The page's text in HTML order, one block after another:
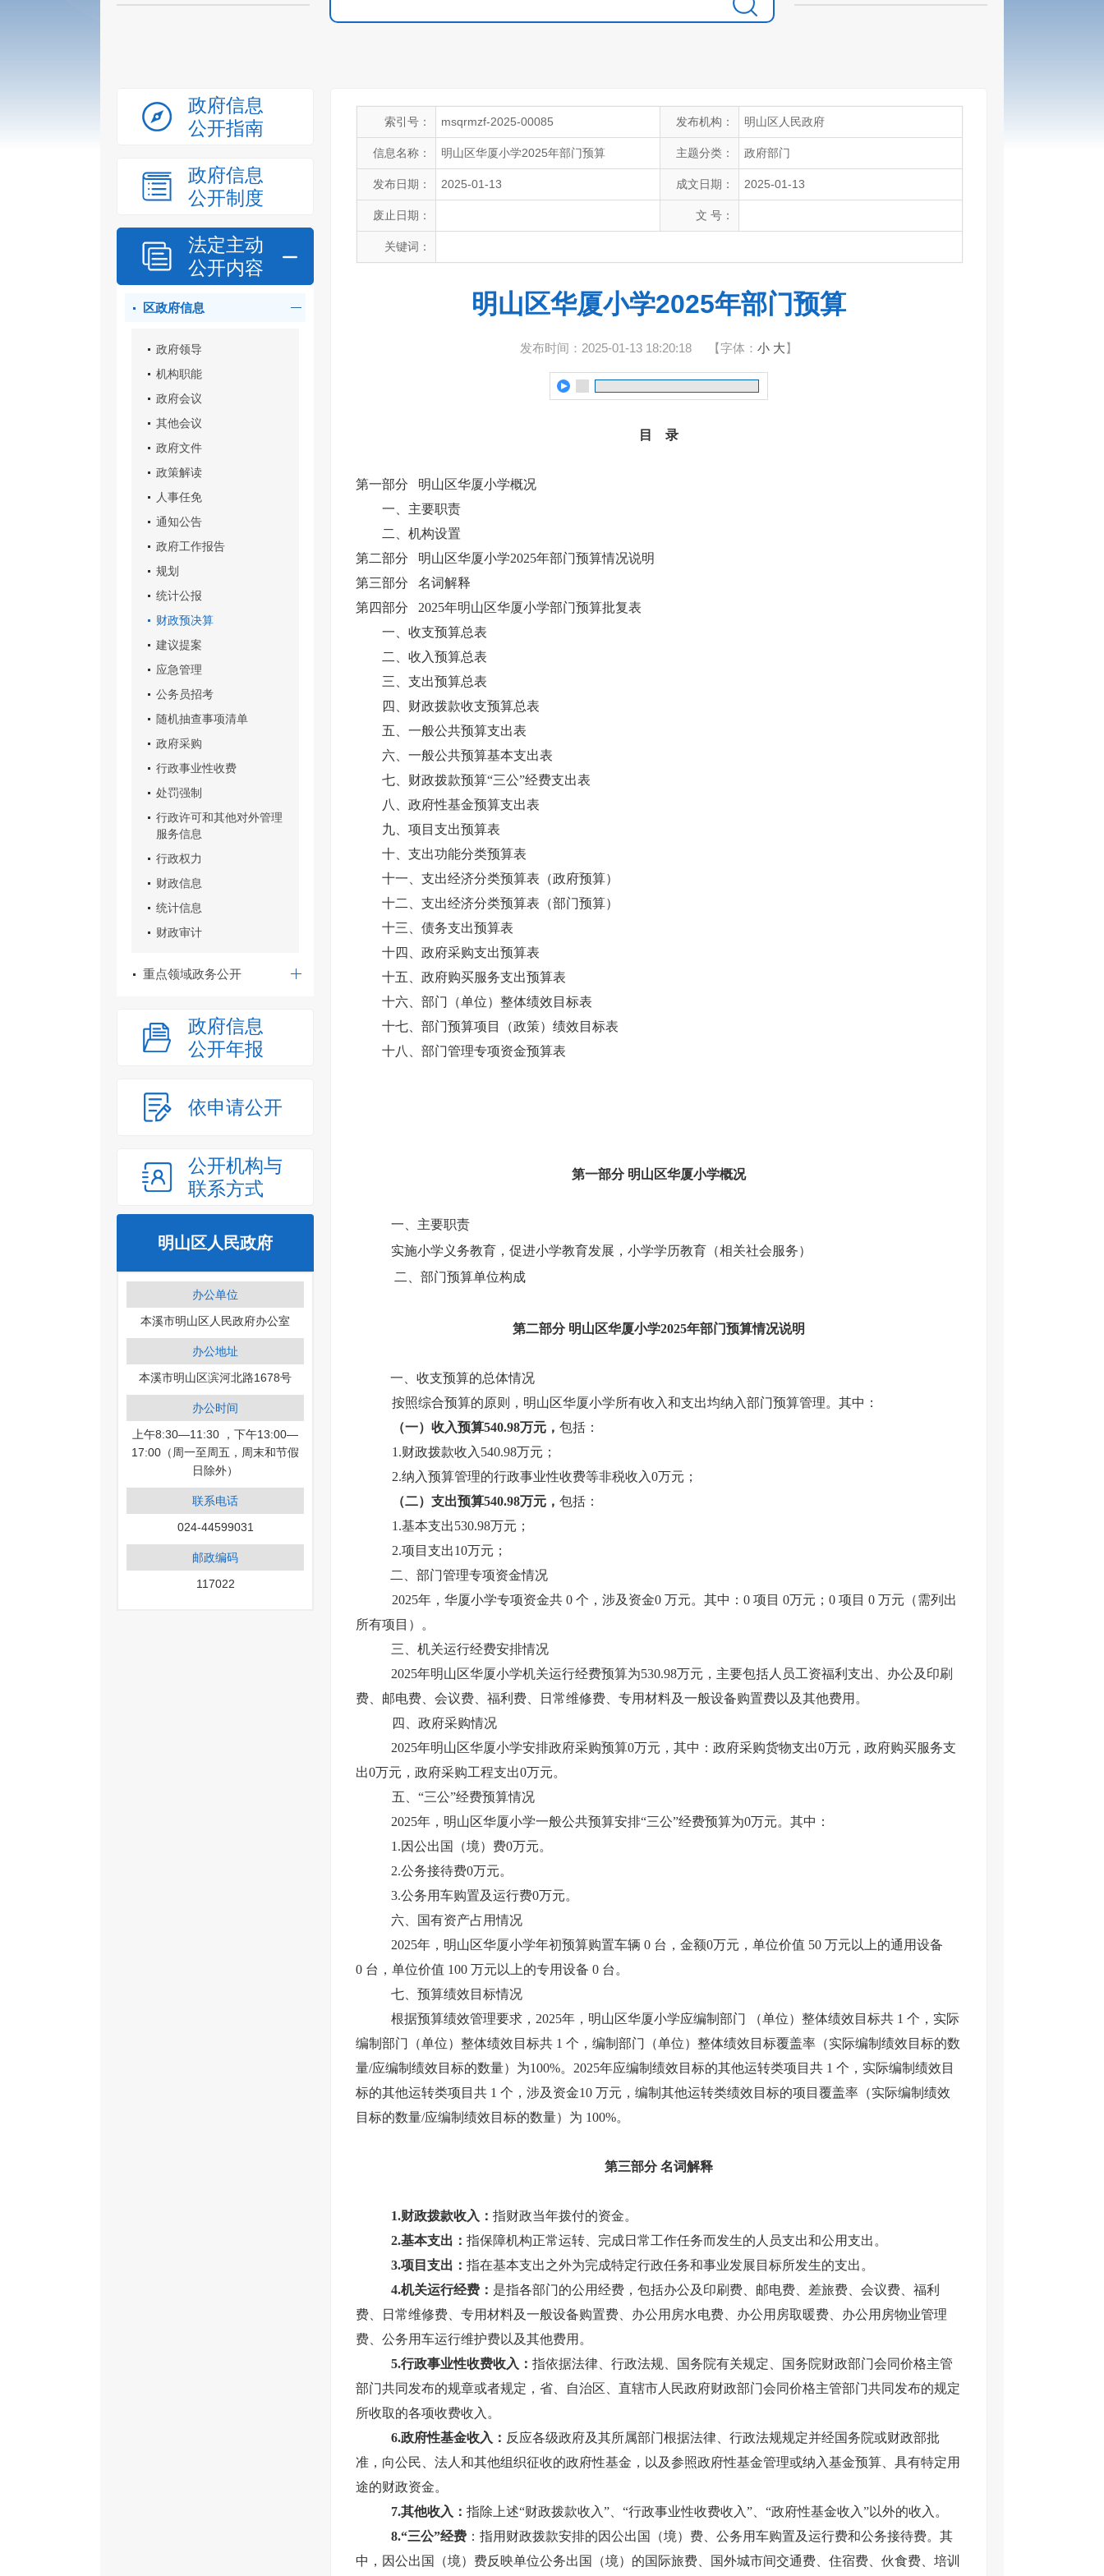
政府信息
公开指南
政府信息
公开制度
法定主动
公开内容
区政府信息
政府领导
机构职能
政府会议
其他会议
政府文件
政策解读
人事任免
通知公告
政府工作报告
规划
统计公报
财政预决算
建议提案
应急管理
公务员招考
随机抽查事项清单
政府采购
行政事业性收费
处罚强制
行政许可和其他对外管理
服务信息
行政权力
财政信息
统计信息
财政审计
重点领域政务公开
政府信息
公开年报
依申请公开
公开机构与
联系方式
明山区人民政府
办公单位
本溪市明山区人民政府办公室
办公地址
本溪市明山区滨河北路1678号
办公时间
上午8:30—11:30 ，下午13:00—
17:00（周一至周五，周末和节假
日除外）
联系电话
024-44599031
邮政编码
117022
索引号： msqrmzf-2025-00085 发布机构： 明山区人民政府
信息名称： 明山区华厦小学2025年部门预算 主题分类： 政府部门
发布日期： 2025-01-13 成文日期： 2025-01-13
废止日期： 文 号：
关键词：
明山区华厦小学2025年部门预算
发布时间：2025-01-13 18:20:18 【字体： 小 大】
目 录
第一部分 明山区华厦小学概况
一、主要职责
二、机构设置
第二部分 明山区华厦小学2025年部门预算情况说明
第三部分 名词解释
第四部分 2025年明山区华厦小学部门预算批复表
一、收支预算总表
二、收入预算总表
三、支出预算总表
四、财政拨款收支预算总表
五、一般公共预算支出表
六、一般公共预算基本支出表
七、财政拨款预算“三公”经费支出表
八、政府性基金预算支出表
九、项目支出预算表
十、支出功能分类预算表
十一、支出经济分类预算表（政府预算）
十二、支出经济分类预算表（部门预算）
十三、债务支出预算表
十四、政府采购支出预算表
十五、政府购买服务支出预算表
十六、部门（单位）整体绩效目标表
十七、部门预算项目（政策）绩效目标表
十八、部门管理专项资金预算表
第一部分 明山区华厦小学概况
一、 主要职责
实施小学义务教育，促进小学教育发展，小学学历教育（相关社会服务）
二、 部门预算单位构成
第二部分 明山区华厦小学2025年部门预算情况说明
一、收支预算的总体情况
按照综合预算的原则，明山区华厦小学所有收入和支出均纳入部门预算管理。其中：
（一）收入预算540.98万元， 包括：
1.财政拨款收入540.98万元；
2.纳入预算管理的行政事业性收费等非税收入0万元；
（二）支出预算540.98万元， 包括：
1.基本支出530.98万元；
2.项目支出10万元；
二、部门管理专项资金情况
2025年，华厦小学专项资金共 0 个，涉及资金0 万元。其中：0 项目 0万元；0 项目 0 万元（需列出
所有项目）。
三、机关运行经费安排情况
2025年明山区华厦小学机关运行经费预算为530.98万元，主要包括人员工资福利支出、办公及印刷
费、邮电费、会议费、福利费、日常维修费、专用材料及一般设备购置费以及其他费用。
四、政府采购情况
2025年明山区华厦小学安排政府采购预算0万元，其中：政府采购货物支出0万元，政府购买服务支
出0万元，政府采购工程支出0万元。
五、“三公”经费预算情况
2025年，明山区华厦小学一般公共预算安排“三公”经费预算为0万元。其中：
1.因公出国（境）费0万元。
2.公务接待费0万元。
3.公务用车购置及运行费0万元。
六、国有资产占用情况
2025年，明山区华厦小学年初预算购置车辆 0 台，金额0万元，单位价值 50 万元以上的通用设备
0 台，单位价值 100 万元以上的专用设备 0 台。
七、预算绩效目标情况
根据预算绩效管理要求，2025年，明山区华厦小学应编制部门 （单位）整体绩效目标共 1 个，实际
编制部门（单位）整体绩效目标共 1 个，编制部门（单位）整体绩效目标覆盖率（实际编制绩效目标的数
量/应编制绩效目标的数量）为100%。2025年应编制绩效目标的其他运转类项目共 1 个，实际编制绩效目
标的其他运转类项目共 1 个，涉及资金10 万元，编制其他运转类绩效目标的项目覆盖率（实际编制绩效
目标的数量/应编制绩效目标的数量）为 100%。
第三部分 名词解释
1.财政拨款收入： 指财政当年拨付的资金。
2.基本支出： 指保障机构正常运转、完成日常工作任务而发生的人员支出和公用支出。
3.项目支出： 指在基本支出之外为完成特定行政任务和事业发展目标所发生的支出。
4.机关运行经费： 是指各部门的公用经费，包括办公及印刷费、邮电费、差旅费、会议费、福利
费、日常维修费、专用材料及一般设备购置费、办公用房水电费、办公用房取暖费、办公用房物业管理
费、公务用车运行维护费以及其他费用。
5.行政事业性收费收入： 指依据法律、行政法规、国务院有关规定、国务院财政部门会同价格主管
部门共同发布的规章或者规定，省、自治区、直辖市人民政府财政部门会同价格主管部门共同发布的规定
所收取的各项收费收入。
6.政府性基金收入： 反应各级政府及其所属部门根据法律、行政法规规定并经国务院或财政部批
准，向公民、法人和其他组织征收的政府性基金，以及参照政府性基金管理或纳入基金预算、具有特定用
途的财政资金。
7.其他收入： 指除上述“财政拨款收入”、“行政事业性收费收入”、“政府性基金收入”以外的收入。
8.“三公”经费 ：指用财政拨款安排的因公出国（境）费、公务用车购置及运行费和公务接待费。其
中，因公出国（境）费反映单位公务出国（境）的国际旅费、国外城市间交通费、住宿费、伙食费、培训